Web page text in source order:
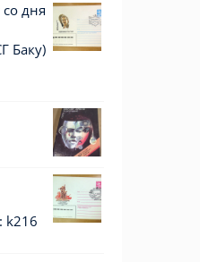
дня
Баку)
k216